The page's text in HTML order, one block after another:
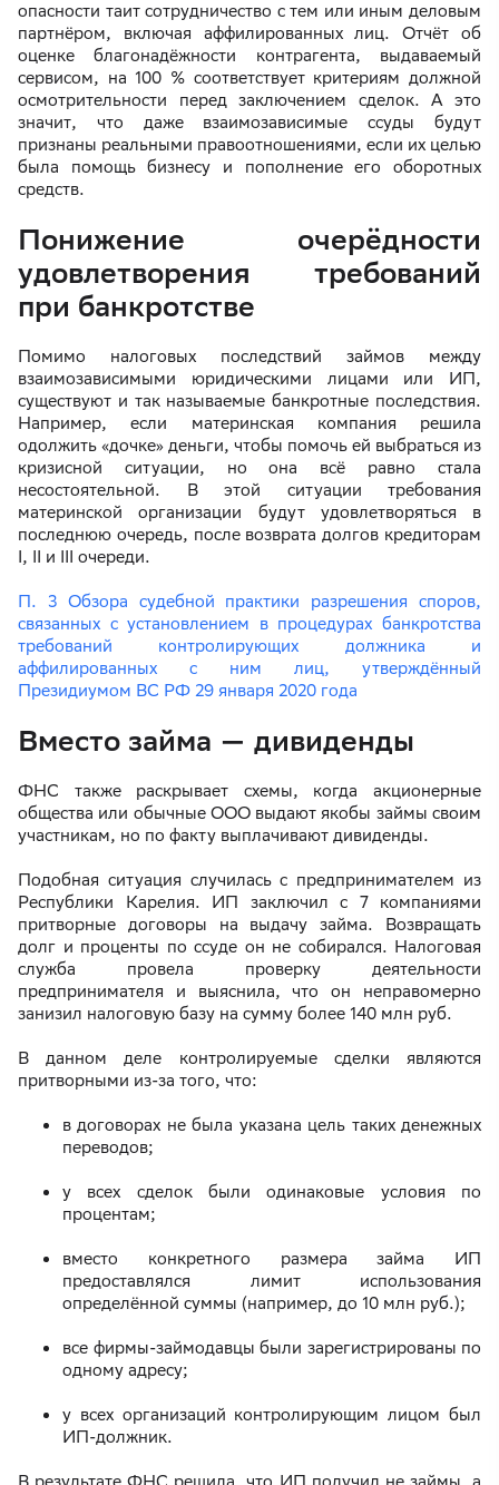
опасности таит сотрудничество с тем или иным деловым
партнёром, включая аффилированных лиц. Отчёт об
оценке благонадёжности контрагента, выдаваемый
сервисом, на 100 % соответствует критериям должной
осмотрительности перед заключением сделок. А это
значит, что даже взаимозависимые ссуды будут
признаны реальными правоотношениями, если их целью
была помощь бизнесу и пополнение его оборотных
средств.
Понижение очерёдности
удовлетворения требований
при банкротстве
Помимо налоговых последствий займов между
взаимозависимыми юридическими лицами или ИП,
существуют и так называемые банкротные последствия.
Например, если материнская компания решила
одолжить «дочке» деньги, чтобы помочь ей выбраться из
кризисной ситуации, но она всё равно стала
несостоятельной. В этой ситуации требования
материнской организации будут удовлетворяться в
последнюю очередь, после возврата долгов кредиторам
I, II и III очереди.
П. 3 Обзора судебной практики разрешения споров,
связанных с установлением в процедурах банкротства
требований контролирующих должника и
аффилированных с ним лиц, утверждённый
Президиумом ВС РФ 29 января 2020 года
Вместо займа — дивиденды
ФНС также раскрывает схемы, когда акционерные
общества или обычные ООО выдают якобы займы своим
участникам, но по факту выплачивают дивиденды.
Подобная ситуация случилась с предпринимателем из
Республики Карелия. ИП заключил с 7 компаниями
притворные договоры на выдачу займа. Возвращать
долг и проценты по ссуде он не собирался. Налоговая
служба провела проверку деятельности
предпринимателя и выяснила, что он неправомерно
занизил налоговую базу на сумму более 140 млн руб.
В данном деле контролируемые сделки являются
притворными из-за того, что:
в договорах не была указана цель таких денежных
переводов;
у всех сделок были одинаковые условия по
процентам;
вместо конкретного размера займа ИП
предоставлялся лимит использования
определённой суммы (например, до 10 млн руб.);
все фирмы-займодавцы были зарегистрированы по
одному адресу;
у всех организаций контролирующим лицом был
ИП-должник.